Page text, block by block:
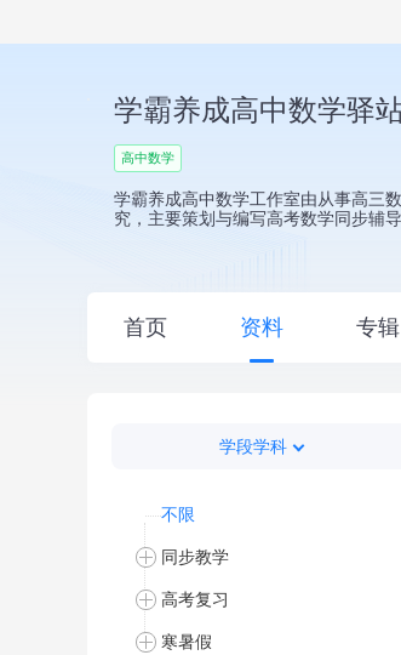
学霸养成高中数学驿
高中数学
学霸养成高中数学工作室由从事高三
究，主要策划与编写高考数学同步辅
首页 资料 专辑
学段学科
不限
同步教学
高考复习
寒暑假